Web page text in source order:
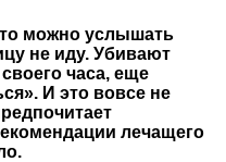
можно услышать
не иду. Убивают
часа, еще
И это вовсе не
лечащего